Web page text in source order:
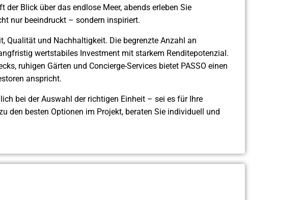
Blick über das endlose Meer, abends erleben Sie
nur beeindruckt – sondern inspiriert.
Qualität und Nachhaltigkeit. Die begrenzte Anzahl an
wertstabiles Investment mit starkem Renditepotenzial.
ruhigen Gärten und Concierge-Services bietet PASSO einen
anspricht.
bei der Auswahl der richtigen Einheit – sei es für Ihre
den besten Optionen im Projekt, beraten Sie individuell und